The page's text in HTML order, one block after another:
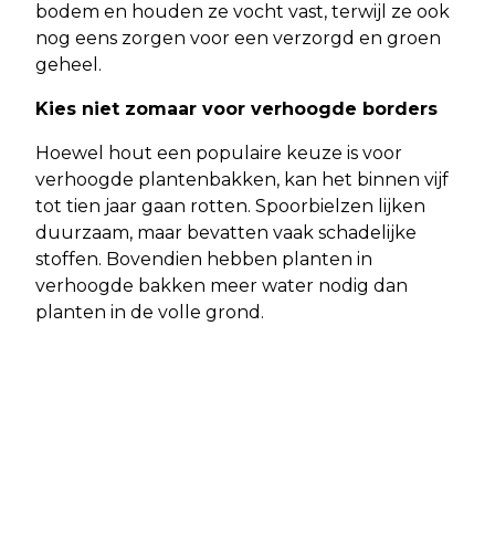
bodem en houden ze vocht vast, terwijl ze ook
nog eens zorgen voor een verzorgd en groen
geheel.
Kies niet zomaar voor verhoogde borders
Hoewel hout een populaire keuze is voor
verhoogde plantenbakken, kan het binnen vijf
tot tien jaar gaan rotten. Spoorbielzen lijken
duurzaam, maar bevatten vaak schadelijke
stoffen. Bovendien hebben planten in
verhoogde bakken meer water nodig dan
planten in de volle grond.